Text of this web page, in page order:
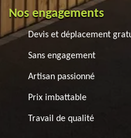
Nos engagements
Devis et déplacement
Sans engagement
Artisan passionné
Prix imbattable
Travail de qualité